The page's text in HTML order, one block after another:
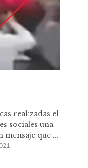
realizadas el
sociales una
mensaje que ...